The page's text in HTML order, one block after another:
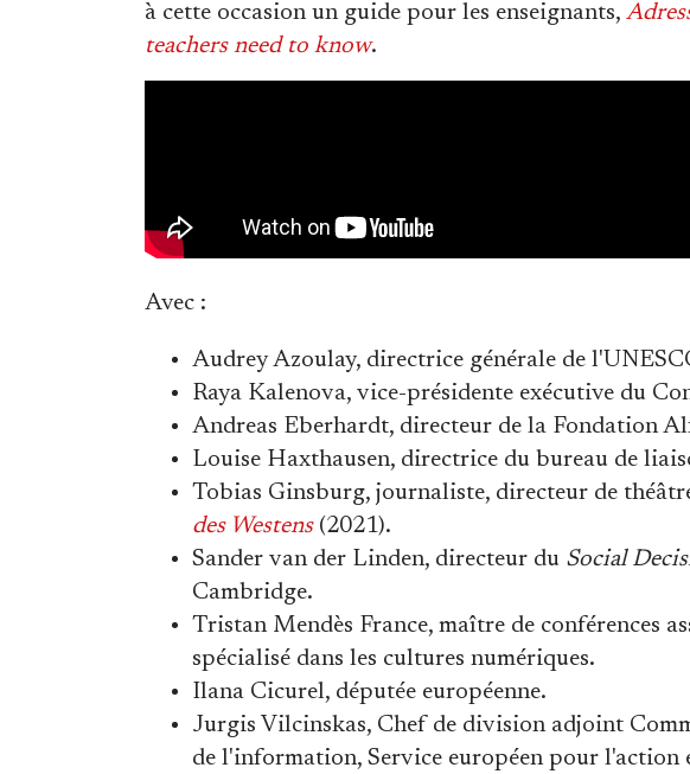
à cette occasion un guide pour les enseignants,
teachers need to know.
Avec :
Audrey Azoulay, directrice générale de
Raya Kalenova, vice-présidente exécutive du
Andreas Eberhardt, directeur de la Fondation
Louise Haxthausen, directrice du bureau de
Tobias Ginsburg, journaliste, directeur de
des Westens(2021).
Sander van der Linden, directeur du Social
Cambridge.
Tristan Mendès France, maître de conférences
spécialisé dans les cultures numériques.
Ilana Cicurel, députée européenne.
Jurgis Vilcinskas, Chef de division adjoint
de l'information, Service européen pour l'action